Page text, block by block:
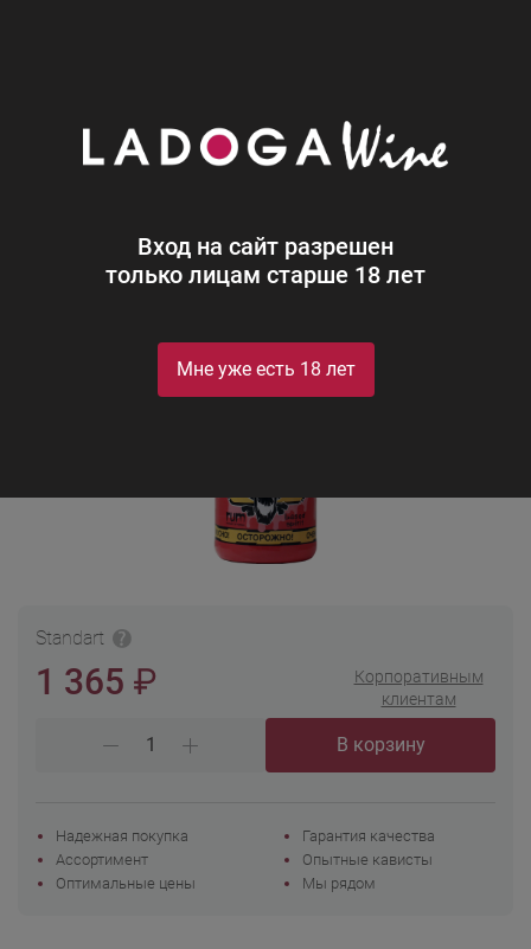
Вход на сайт разрешен
только лицам старше 18 лет
Мне уже есть 18 лет
Кул Скелетон Малина
Кул Скелетон Малина
Standart
1 365 ₽
Корпоративным
клиентам
В корзину
Надежная покупка
Гарантия качества
Ассортимент
Опытные кависты
Оптимальные цены
Мы рядом